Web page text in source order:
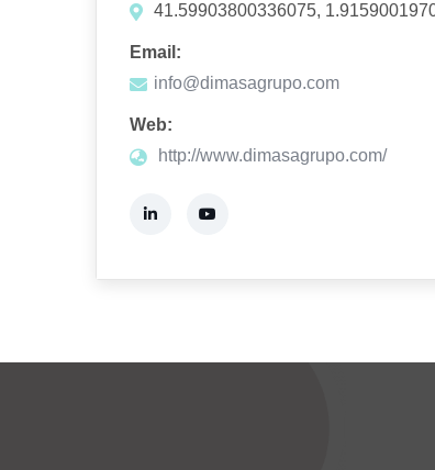
41.59903800336075,
Email:
info@dimasagrupo.com
Web:
http://www.dimasagrupo.com/